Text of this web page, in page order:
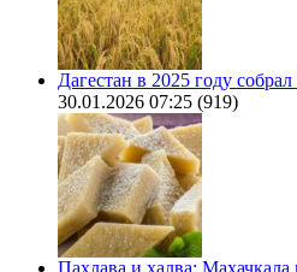
Дагестан в 2025 году
30.01.2026 07:25 (919)